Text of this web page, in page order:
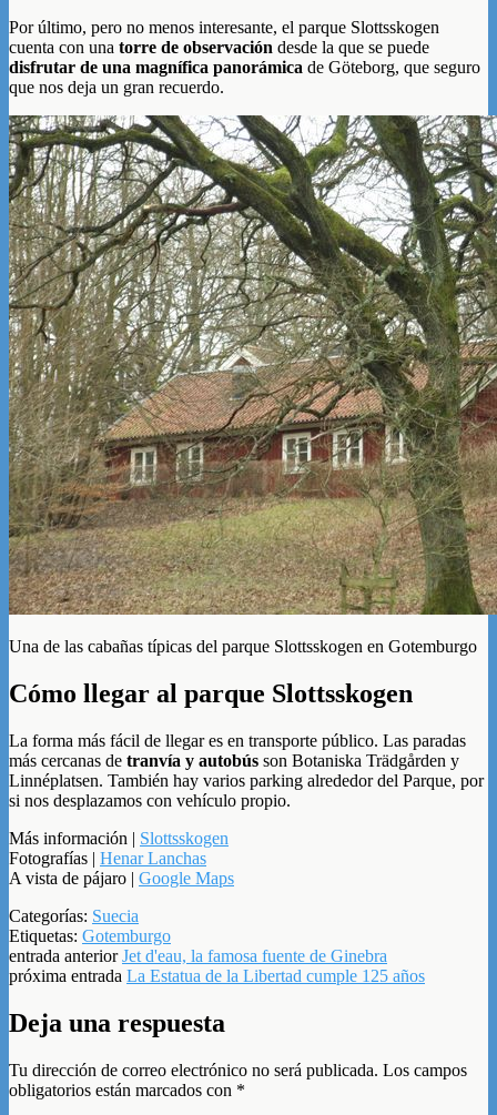
Por último, pero no menos interesante, el parque Slottsskogen
cuenta con una torre de observación desde la que se puede
disfrutar de una magnífica panorámica de Göteborg, que seguro
que nos deja un gran recuerdo.
Una de las cabañas típicas del parque Slottsskogen en Gotemburgo
Cómo llegar al parque Slottsskogen
La forma más fácil de llegar es en transporte público. Las paradas
más cercanas de tranvía y autobús son Botaniska Trädgården y
Linnéplatsen. También hay varios parking alrededor del Parque, por
si nos desplazamos con vehículo propio.
Más información | Slottsskogen
Fotografías | Henar Lanchas
A vista de pájaro | Google Maps
Categorías: Suecia
Etiquetas: Gotemburgo
entrada anteriorJet d'eau, la famosa fuente de Ginebra
próxima entrada La Estatua de la Libertad cumple 125 años
Deja una respuesta
Tu dirección de correo electrónico no será publicada. Los campos
obligatorios están marcados con *